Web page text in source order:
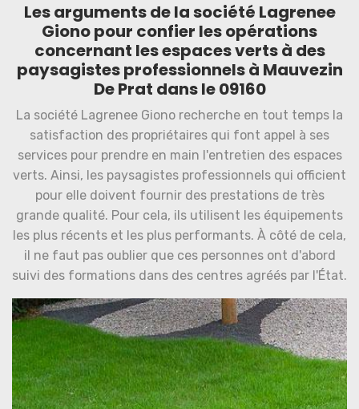
Les arguments de la société Lagrenee
Giono pour confier les opérations
concernant les espaces verts à des
paysagistes professionnels à Mauvezin
De Prat dans le 09160
La société Lagrenee Giono recherche en tout temps la
satisfaction des propriétaires qui font appel à ses
services pour prendre en main l'entretien des espaces
verts. Ainsi, les paysagistes professionnels qui officient
pour elle doivent fournir des prestations de très
grande qualité. Pour cela, ils utilisent les équipements
les plus récents et les plus performants. À côté de cela,
il ne faut pas oublier que ces personnes ont d'abord
suivi des formations dans des centres agréés par l'État.